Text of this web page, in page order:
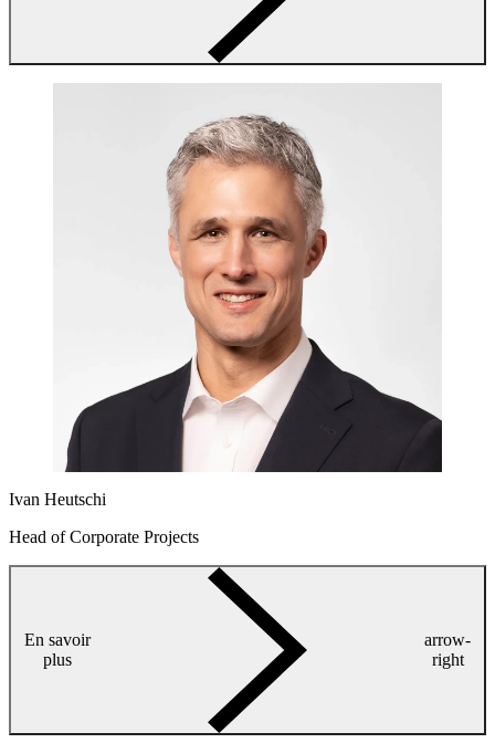
Ivan Heutschi
Head of Corporate Projects
En savoir
plus
arrow-
right